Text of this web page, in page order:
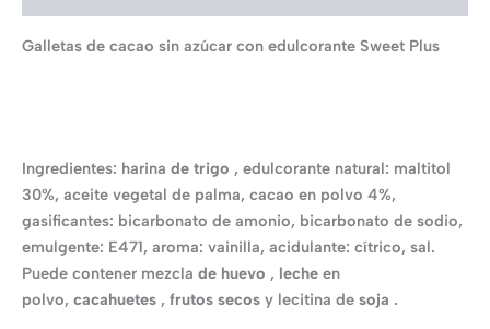
Galletas de cacao sin azúcar con edulcorante Sweet Plus
Ingredientes: harina de trigo , edulcorante natural: maltitol
30%, aceite vegetal de palma, cacao en polvo 4%,
gasificantes: bicarbonato de amonio, bicarbonato de sodio,
emulgente: E471, aroma: vainilla, acidulante: cítrico, sal.
Puede contener mezcla de huevo , leche en
polvo, cacahuetes , frutos secos y lecitina de soja .